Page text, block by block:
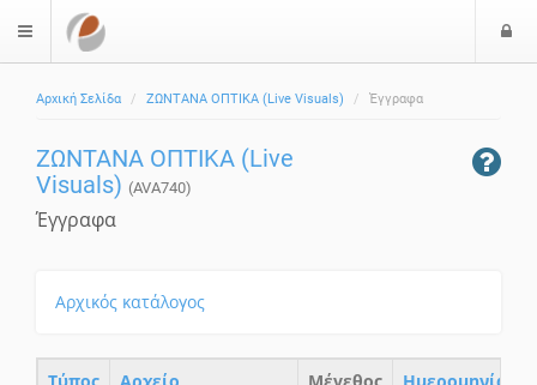
$langMenu
Αρχική Σελίδα ΖΩΝΤΑΝΑ ΟΠΤΙΚΑ (Live Visuals) Έγγραφα
ΖΩΝΤΑΝΑ ΟΠΤΙΚΑ (Live
Visuals) (AVA740)
Έγγραφα
Αρχικός κατάλογος